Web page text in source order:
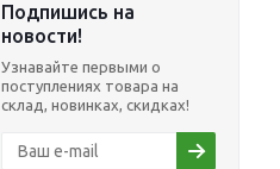
Подпишись на
новости!
Узнавайте первыми о
поступлениях товара на
склад, новинках, скидках!